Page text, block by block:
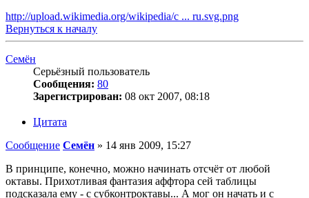
http://upload.wikimedia.org/wikipedia/c ... ru.svg.png
Вернуться к началу
Семён
Серьёзный пользователь
Сообщения: 80
Зарегистрирован: 08 окт 2007, 08:18
Цитата
Сообщение Семён » 14 янв 2009, 15:27
В принципе, конечно, можно начинать отсчёт от любой
октавы. Прихотливая фантазия аффтора сей таблицы
подсказала ему - с субконтроктавы... А мог он начать и с